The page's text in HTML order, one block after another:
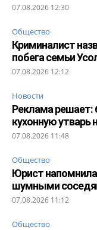
07.08.2026 12:30
Общество
Криминалист
побега семьи
07.08.2026 12:12
Новости
Реклама решает:
кухонную утварь
07.08.2026 11:48
Общество
Юрист
шумными
07.08.2026 11:12
Общество